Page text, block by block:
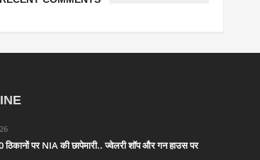
ठिकानों पर NIA की छापेमारी.. ज्वेलरी शॉप और गन हाउस पर